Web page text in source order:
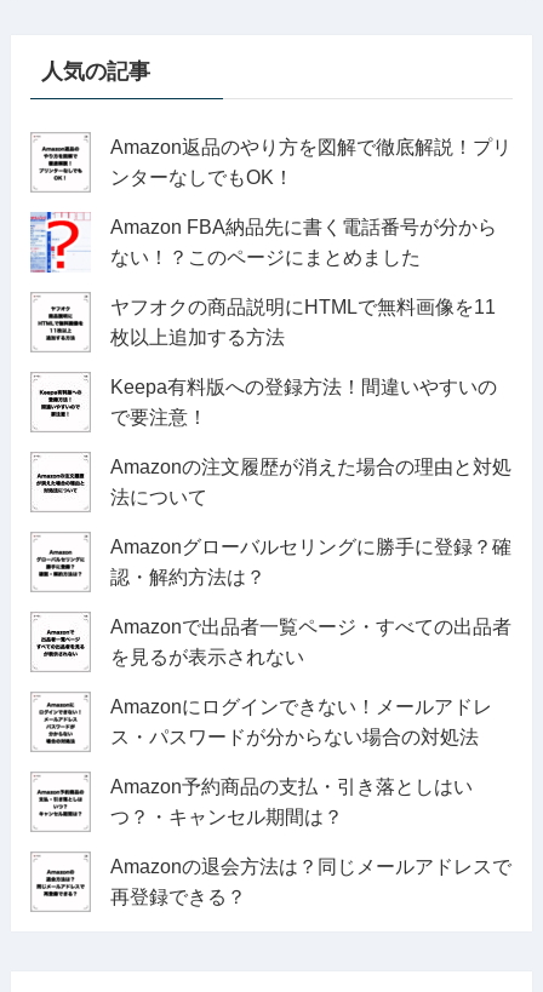
人気の記事
Amazon返品のやり方を図解で徹底解説！プリ
ンターなしでもOK！
Amazon FBA納品先に書く電話番号が分から
ない！？このページにまとめました
ヤフオクの商品説明にHTMLで無料画像を11
枚以上追加する方法
Keepa有料版への登録方法！間違いやすいの
で要注意！
Amazonの注文履歴が消えた場合の理由と対処
法について
Amazonグローバルセリングに勝手に登録？確
認・解約方法は？
Amazonで出品者一覧ページ・すべての出品者
を見るが表示されない
Amazonにログインできない！メールアドレ
ス・パスワードが分からない場合の対処法
Amazon予約商品の支払・引き落としはい
つ？・キャンセル期間は？
Amazonの退会方法は？同じメールアドレスで
再登録できる？